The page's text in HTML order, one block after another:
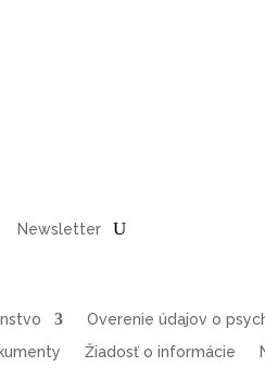
Newsletter
Overenie údajov o
Žiadosť o informácie